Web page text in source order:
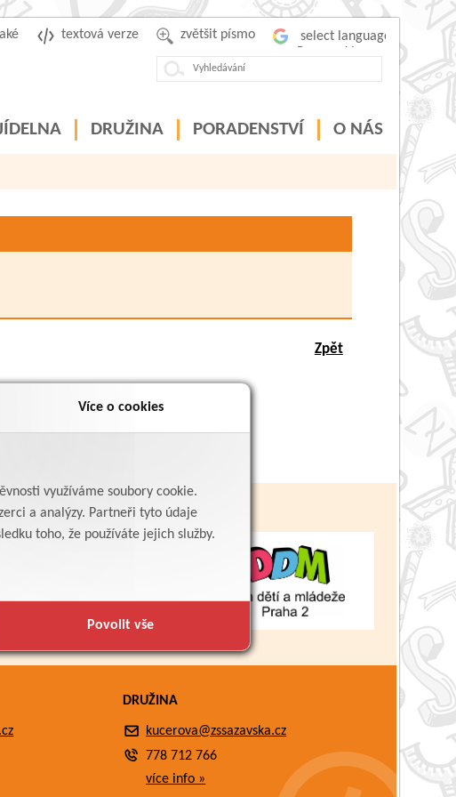
Více o cookies
využíváme soubory cookie.
a analýzy. Partneři tyto údaje
toho, že používáte jejich služby.
Povolit vše
zvětšit písmo
textová verze
DRUŽINA PORADENSTVÍ O NÁS
Zpět
DRUŽINA
kucerova@zssazavska.cz
778 712 766
více info »